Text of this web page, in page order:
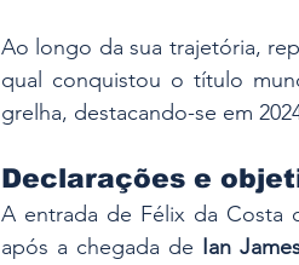
Ao longo da sua trajetória,
qual conquistou o título
grelha, destacando-se em
Declarações e
A entrada de Félix da Costa
após a chegada de Ian